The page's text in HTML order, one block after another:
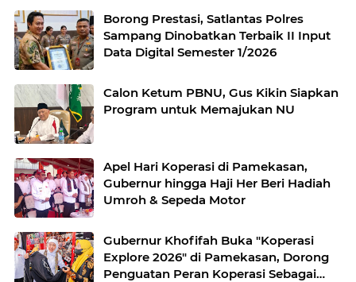
Borong Prestasi, Satlantas Polres
Sampang Dinobatkan Terbaik II Input
Data Digital Semester 1/2026
Calon Ketum PBNU, Gus Kikin Siapkan
Program untuk Memajukan NU
Apel Hari Koperasi di Pamekasan,
Gubernur hingga Haji Her Beri Hadiah
Umroh & Sepeda Motor
Gubernur Khofifah Buka "Koperasi
Explore 2026" di Pamekasan, Dorong
Penguatan Peran Koperasi Sebagai